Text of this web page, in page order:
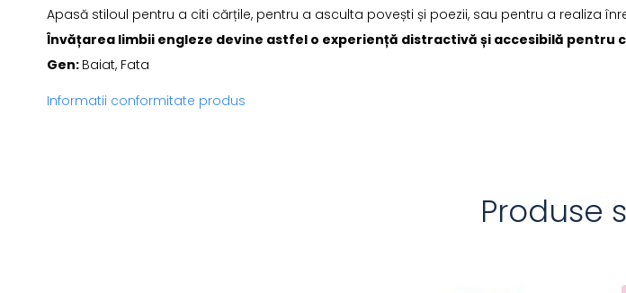
Apasă stiloul pentru a citi cărțile, pentru a asculta povești și poezii, sau pentru a realiza
Învățarea limbii engleze devine astfel o experiență distractivă și accesibilă pentru
Gen: Baiat, Fata
Informatii conformitate produs
Produse